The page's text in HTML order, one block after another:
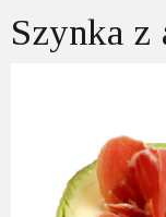
Szynka z